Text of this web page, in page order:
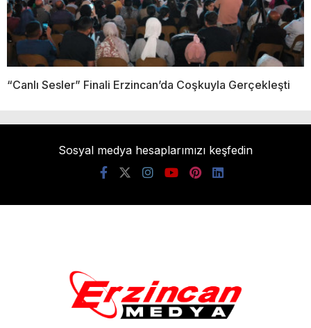
“Canlı Sesler” Finali Erzincan’da Coşkuyla Gerçekleşti
Sosyal medya hesaplarımızı keşfedin